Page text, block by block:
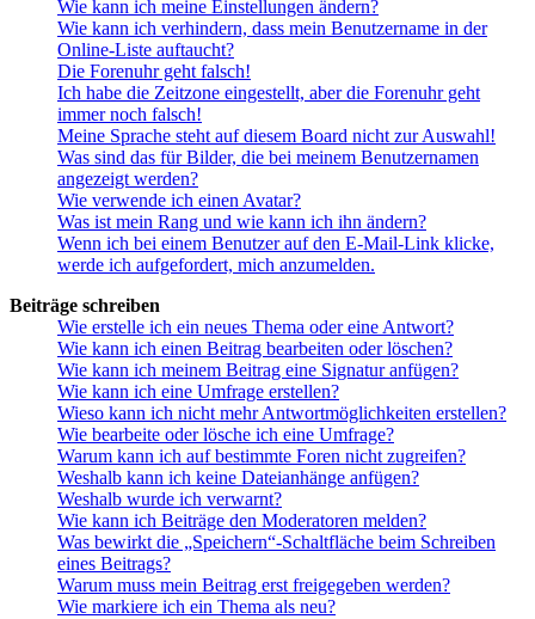
Wie kann ich meine Einstellungen ändern?
Wie kann ich verhindern, dass mein Benutzername in der
Online-Liste auftaucht?
Die Forenuhr geht falsch!
Ich habe die Zeitzone eingestellt, aber die Forenuhr geht
immer noch falsch!
Meine Sprache steht auf diesem Board nicht zur Auswahl!
Was sind das für Bilder, die bei meinem Benutzernamen
angezeigt werden?
Wie verwende ich einen Avatar?
Was ist mein Rang und wie kann ich ihn ändern?
Wenn ich bei einem Benutzer auf den E-Mail-Link klicke,
werde ich aufgefordert, mich anzumelden.
Beiträge schreiben
Wie erstelle ich ein neues Thema oder eine Antwort?
Wie kann ich einen Beitrag bearbeiten oder löschen?
Wie kann ich meinem Beitrag eine Signatur anfügen?
Wie kann ich eine Umfrage erstellen?
Wieso kann ich nicht mehr Antwortmöglichkeiten erstellen?
Wie bearbeite oder lösche ich eine Umfrage?
Warum kann ich auf bestimmte Foren nicht zugreifen?
Weshalb kann ich keine Dateianhänge anfügen?
Weshalb wurde ich verwarnt?
Wie kann ich Beiträge den Moderatoren melden?
Was bewirkt die „Speichern“-Schaltfläche beim Schreiben
eines Beitrags?
Warum muss mein Beitrag erst freigegeben werden?
Wie markiere ich ein Thema als neu?